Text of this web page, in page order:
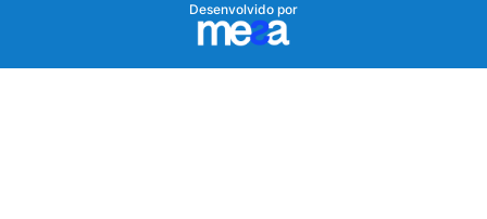
Desenvolvido por